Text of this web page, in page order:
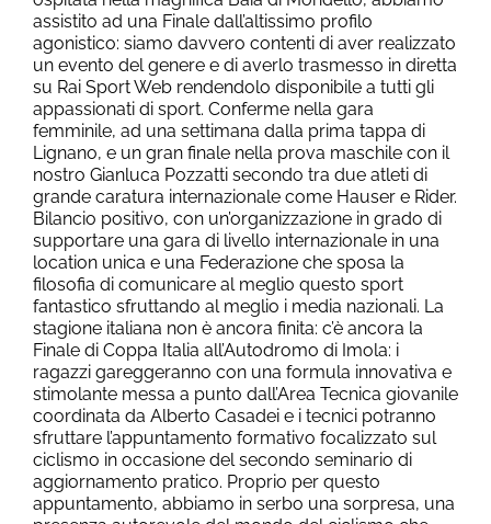
assistito ad una Finale dall’altissimo profilo
agonistico: siamo davvero contenti di aver realizzato
un evento del genere e di averlo trasmesso in diretta
su Rai Sport Web rendendolo disponibile a tutti gli
appassionati di sport. Conferme nella gara
femminile, ad una settimana dalla prima tappa di
Lignano, e un gran finale nella prova maschile con il
nostro Gianluca Pozzatti secondo tra due atleti di
grande caratura internazionale come Hauser e Rider.
Bilancio positivo, con un’organizzazione in grado di
supportare una gara di livello internazionale in una
location unica e una Federazione che sposa la
filosofia di comunicare al meglio questo sport
fantastico sfruttando al meglio i media nazionali. La
stagione italiana non è ancora finita: c’è ancora la
Finale di Coppa Italia all’Autodromo di Imola: i
ragazzi gareggeranno con una formula innovativa e
stimolante messa a punto dall’Area Tecnica giovanile
coordinata da Alberto Casadei e i tecnici potranno
sfruttare l’appuntamento formativo focalizzato sul
ciclismo in occasione del secondo seminario di
aggiornamento pratico. Proprio per questo
appuntamento, abbiamo in serbo una sorpresa, una